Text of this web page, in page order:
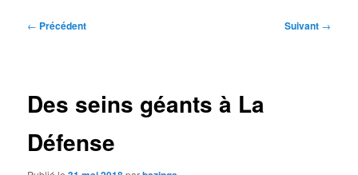
Navigation
← Précédent Suivant →
Des seins géants à La
Défense